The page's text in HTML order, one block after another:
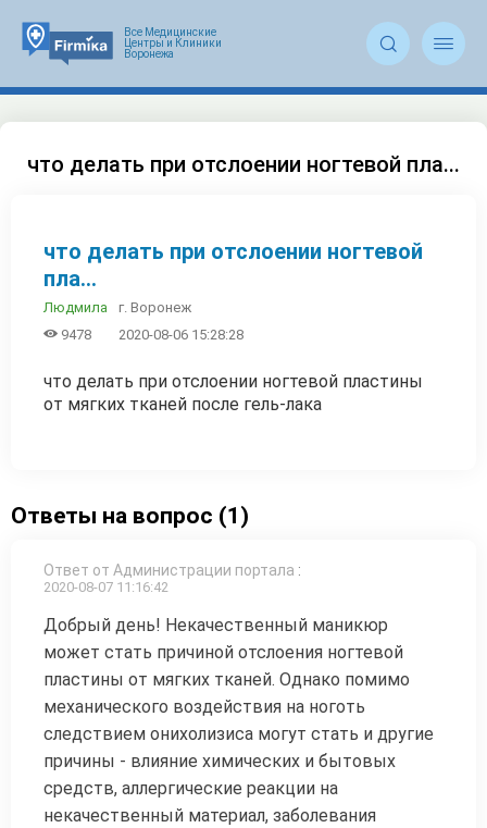
 
что делать при отслоении ногтевой пла...
что делать при отслоении ногтевой
пла...
Людмила г. Воронеж
 9478 2020-08-06 15:28:28
что делать при отслоении ногтевой пластины
от мягких тканей после гель-лака
Ответы на вопрос (1)
Ответ от Администрации портала :
2020-08-07 11:16:42
Добрый день! Некачественный маникюр
может стать причиной отслоения ногтевой
пластины от мягких тканей. Однако помимо
механического воздействия на ноготь
следствием онихолизиса могут стать и другие
причины - влияние химических и бытовых
средств, аллергические реакции на
некачественный материал, заболевания